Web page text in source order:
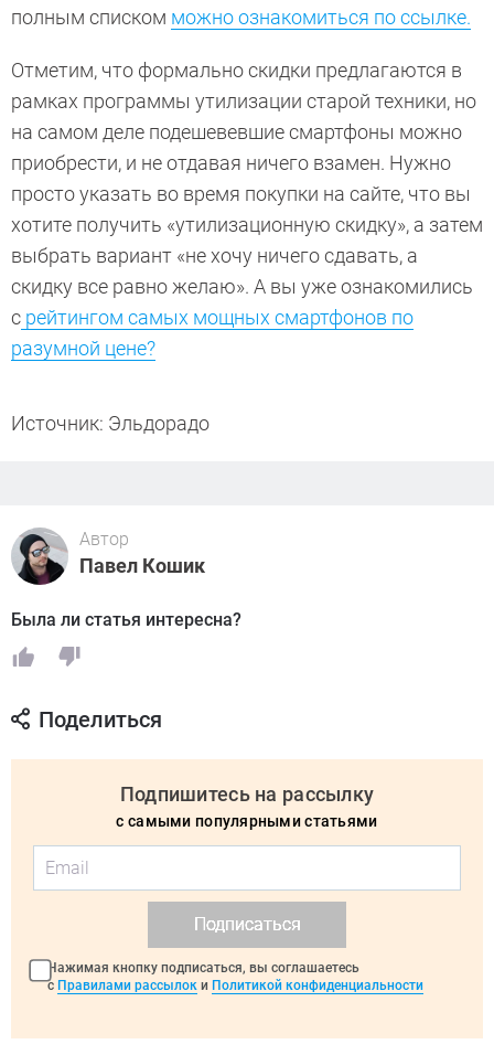
полным списком можно ознакомиться по ссылке.
Отметим, что формально скидки предлагаются в
рамках программы утилизации старой техники, но
на самом деле подешевевшие смартфоны можно
приобрести, и не отдавая ничего взамен. Нужно
просто указать во время покупки на сайте, что вы
хотите получить «утилизационную скидку», а затем
выбрать вариант «не хочу ничего сдавать, а
скидку все равно желаю». А вы уже ознакомились
с рейтингом самых мощных смартфонов по
разумной цене?
Источник: Эльдорадо
Автор
Павел Кошик
Была ли статья интересна?
Поделиться
Подпишитесь на рассылку
с самыми популярными статьями
Подписаться
Нажимая кнопку подписаться, вы соглашаетесь
с Правилами рассылок и Политикой конфиденциальности